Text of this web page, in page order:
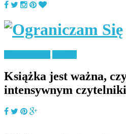
Książka jest ważna,
intensywnym